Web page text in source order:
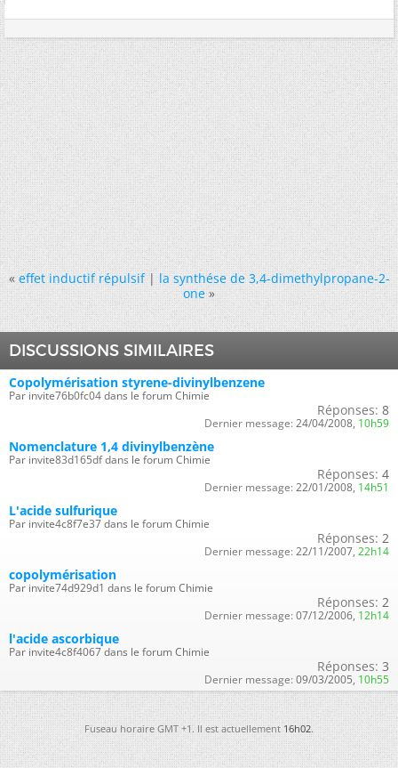
« effet inductif répulsif|la synthése de 3,4-dimethylpropane-2-
one »
DISCUSSIONS SIMILAIRES
Copolymérisation styrene-divinylbenzene
Par invite76b0fc04 dans le forum Chimie
Réponses: 8
Dernier message: 24/04/2008, 10h59
Nomenclature 1,4 divinylbenzène
Par invite83d165df dans le forum Chimie
Réponses: 4
Dernier message: 22/01/2008, 14h51
L'acide sulfurique
Par invite4c8f7e37 dans le forum Chimie
Réponses: 2
Dernier message: 22/11/2007, 22h14
copolymérisation
Par invite74d929d1 dans le forum Chimie
Réponses: 2
Dernier message: 07/12/2006, 12h14
l'acide ascorbique
Par invite4c8f4067 dans le forum Chimie
Réponses: 3
Dernier message: 09/03/2005, 10h55
Fuseau horaire GMT +1. Il est actuellement16h02.